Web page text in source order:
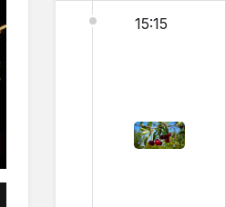
15:15